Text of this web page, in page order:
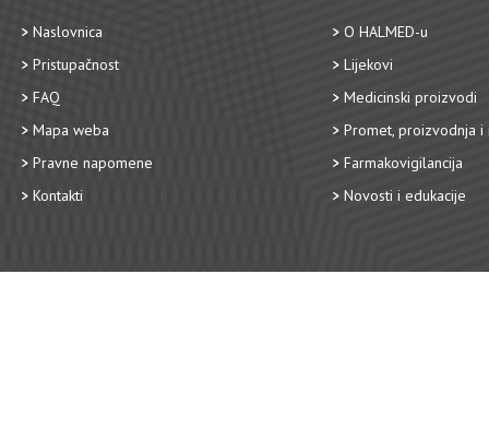
Naslovnica
Pristupačnost
FAQ
Mapa weba
Pravne napomene
Kontakti
O HALMED-u
Lijekovi
Medicinski proizvodi
Promet, proizvodnja i
Farmakovigilancija
Novosti i edukacije